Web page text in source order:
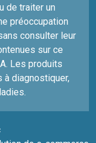
de traiter un
préoccupation
consulter leur
sur ce
Les produits
à diagnostiquer,